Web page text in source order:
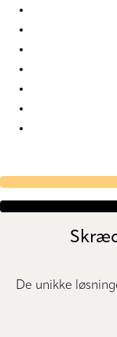
De unikke